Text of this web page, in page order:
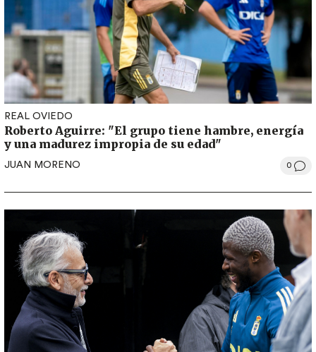
REAL OVIEDO
Roberto Aguirre: "El grupo tiene hambre, energía
y una madurez impropia de su edad"
JUAN MORENO 0